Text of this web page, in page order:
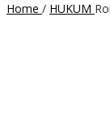
Home / HUKUM